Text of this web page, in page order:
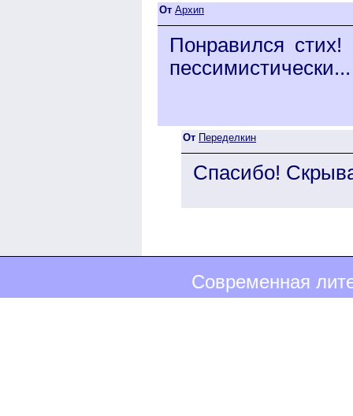
От Архип
Понравился
пессимистически...
От Переделкин
Спасибо!
Современная